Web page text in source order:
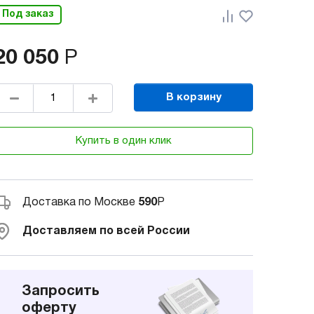
Под заказ
050 Р
В корзину
Купить в один клик
Доставка по Москве 590Р
Доставляем по всей России
Запросить
оферту